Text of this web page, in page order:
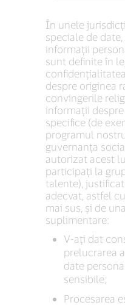
În unele
speciale de
informații
sunt definite în
despre originea
convingerile
informații
specifice (de
programul
guvernanța
autorizat acest
participați la
talente),
adecvat, astfel
mai sus, și de
suplimentare:
V-ați dat
prelucrarea
date
sensibile;
Procesarea